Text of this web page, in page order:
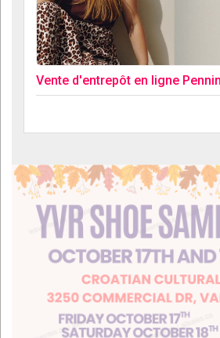
Vente d'entrepôt en ligne